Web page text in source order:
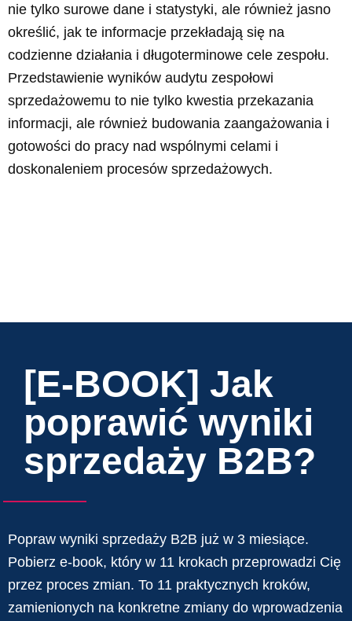
nie tylko surowe dane i statystyki, ale również jasno
określić, jak te informacje przekładają się na
codzienne działania i długoterminowe cele zespołu.
Przedstawienie wyników audytu zespołowi
sprzedażowemu to nie tylko kwestia przekazania
informacji, ale również budowania zaangażowania i
gotowości do pracy nad wspólnymi celami i
doskonaleniem procesów sprzedażowych.
[E-BOOK] Jak
poprawić wyniki
sprzedaży B2B?
Popraw wyniki sprzedaży B2B już w 3 miesiące.
Pobierz e-book, który w 11 krokach przeprowadzi Cię
przez proces zmian. To 11 praktycznych kroków,
zamienionych na konkretne zmiany do wprowadzenia